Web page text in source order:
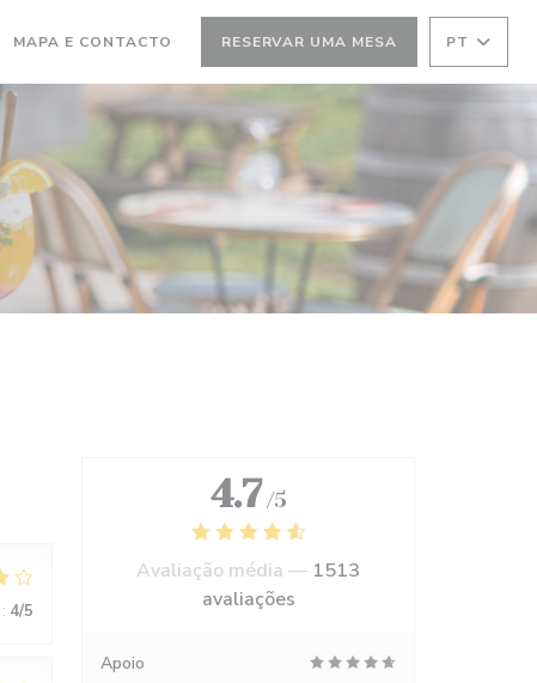
MAPA E CONTACTO RESERVAR UMA MESA PT
: 4/5
4.7 /5
Avaliação média — 1513
avaliações
Apoio